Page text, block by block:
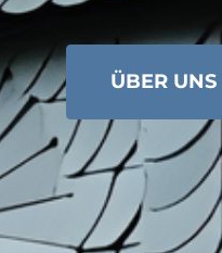
ÜBER UNS